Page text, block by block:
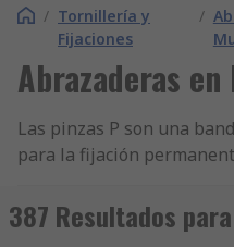
/ Tornillería y
Fijaciones
/
Abrazaderas en
Las pinzas P son una
para la fijación
utilizar con elementos en
se produzcan rozaduras y
387 Resultados